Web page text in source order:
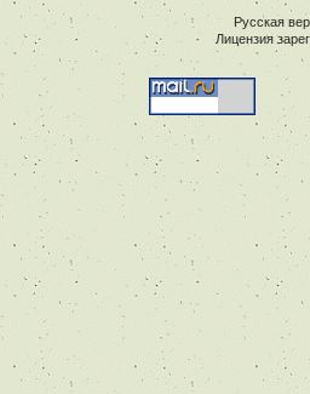
Русская
Лицензия